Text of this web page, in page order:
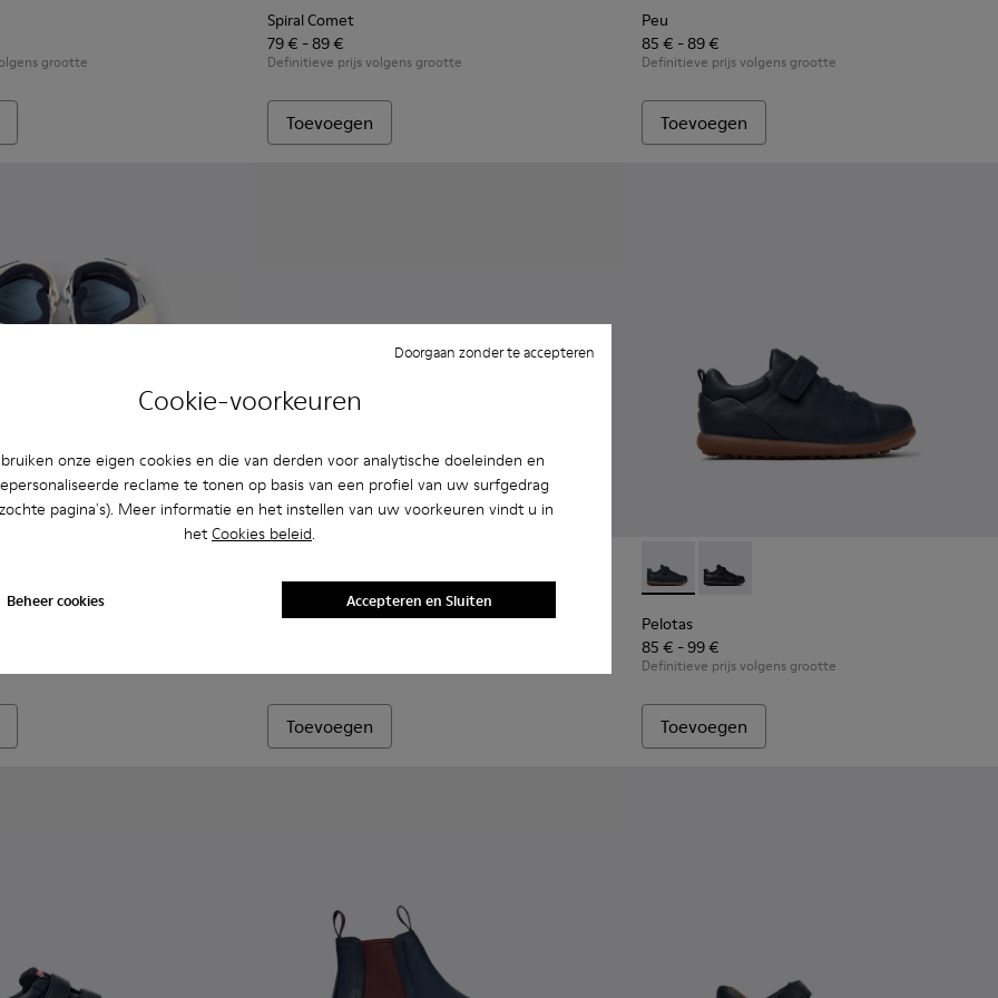
Cookie-voorkeuren
onze eigen cookies en die van derden voor analytische doeleinden en
reclame te tonen op basis van een profiel van uw surfgedrag
pagina's). Meer informatie en het instellen van uw voorkeuren vindt u in
het Cookies beleid.
Beheer cookies
Doorgaan zonder te accepteren
Accepteren en Sluiten
grootte
Spiral Comet
79 € - 89 €
Definitieve prijs volgens grootte
Toevoegen
Peu
85 € - 89 €
Definitieve prijs volgens grootte
Toevoegen
kinderen.
011 - Meerkleurige kindersandaal van textiel en leer.
Twins - K800590-004Runner - K900384-001 - Blauwe sneakers van leer en nubuck voor kinderen.
Runner - K900384-002
Runner
Toevoegen
Pelotas - K800316-004 - Blauwe schoenen
Pelotas - K800316-003
Pelotas
85 € - 99 €
Definitieve prijs volgens grootte
Toevoegen